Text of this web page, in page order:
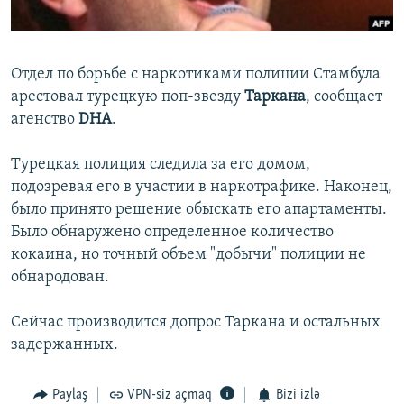
İNFOQRAFIKA
AZƏRBAYCAN ƏDƏBIYYATI KITABXANASI
İZ - MƏDƏNIYYƏT PROQRAMI
MISSIYAMIZ
MATERIALLARIMIZDAN ISTIFADƏ
AZADLIQRADIOSU MOBIL TELEFONUNUZDA
BIZI IZLƏ
RFE/RL-in bütün saytları
Отдел по борьбе с наркотиками полиции Стамбула
арестовал турецкую поп-звезду Таркана, сообщает
агенство DHA.
Турецкая полиция следила за его домом,
подозревая его в участии в наркотрафике. Наконец,
было принято решение обыскать его апартаменты.
Было обнаружено определенное количество
кокаина, но точный объем "добычи" полиции не
обнародован.
Сейчас производится допрос Таркана и остальных
задержанных.
Paylaş VPN-siz açmaq Bizi izlə